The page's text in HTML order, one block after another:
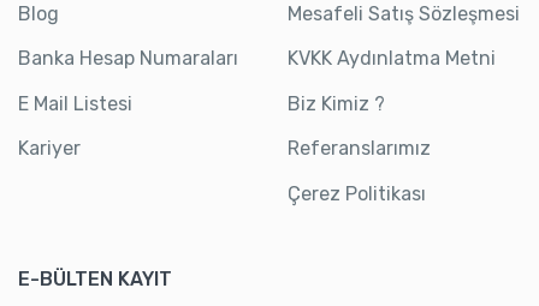
Blog
Banka Hesap Numaraları
E Mail Listesi
Kariyer
Mesafeli Satış Sözleşmesi
KVKK Aydınlatma Metni
Biz Kimiz ?
Referanslarımız
Çerez Politikası
E-BÜLTEN KAYIT